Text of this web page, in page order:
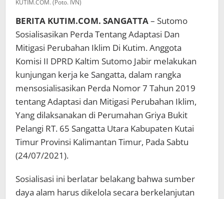
KUTIM.COM. (Poto. IVN)
BERITA KUTIM.COM. SANGATTA– Sutomo
Sosialisasikan Perda Tentang Adaptasi Dan
Mitigasi Perubahan Iklim Di Kutim. Anggota
Komisi II DPRD Kaltim Sutomo Jabir melakukan
kunjungan kerja ke Sangatta, dalam rangka
mensosialisasikan Perda Nomor 7 Tahun 2019
tentang Adaptasi dan Mitigasi Perubahan Iklim,
Yang dilaksanakan di Perumahan Griya Bukit
Pelangi RT. 65 Sangatta Utara Kabupaten Kutai
Timur Provinsi Kalimantan Timur, Pada Sabtu
(24/07/2021).
Sosialisasi ini berlatar belakang bahwa sumber
daya alam harus dikelola secara berkelanjutan